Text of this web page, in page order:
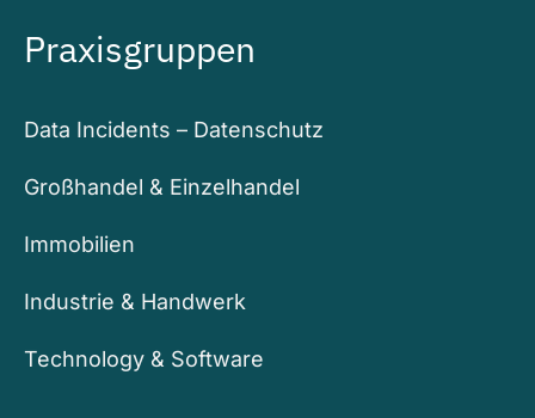
Praxisgruppen
Data Incidents – Datenschutz
Großhandel & Einzelhandel
Immobilien
Industrie & Handwerk
Technology & Software